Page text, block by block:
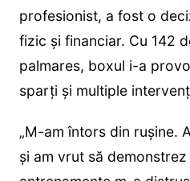
profesionist, a fost o
fizic și financiar. Cu 142
palmares, boxul i-a
sparți și multiple
„M-am întors din rușine.
și am vrut să